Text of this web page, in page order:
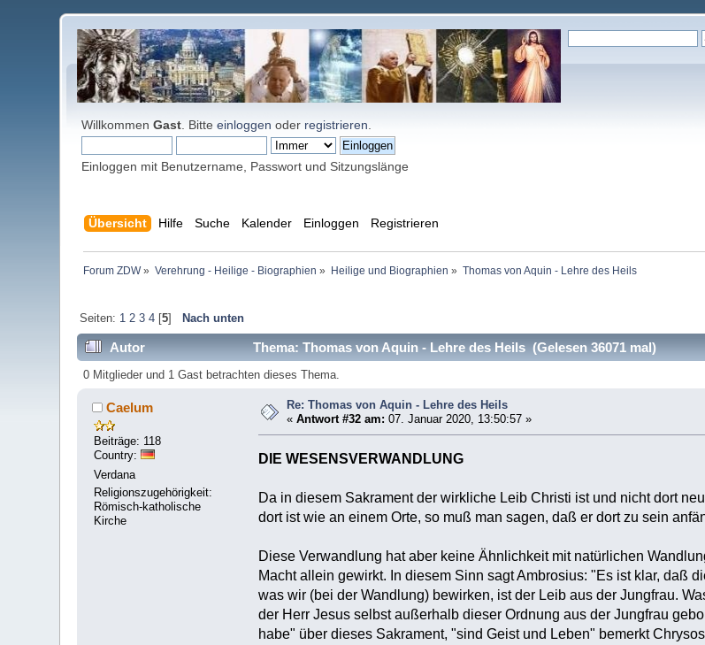
WillkommenGast . Bitteeinloggen oder registrieren
Einloggen mit Benutzername, Passwort und Sitzungslänge
Übersicht Hilfe Suche Kalender Einloggen Registrieren
Forum ZDW» Verehrung - Heilige - Biographien » Heilige und Biographien » Thomas von Aquin - Lehre des Heils
Seiten: 1 2 3 4[5] Nach unten
Autor Thema: Thomas von Aquin - Lehre des Heils (Gelesen 36071 mal)
0 Mitglieder und 1 Gast betrachten dieses Thema.
Caelum
Beiträge: 118
Country:
Verdana
Religionszugehörigkeit:
Römisch-katholische
Kirche
Re: Thomas von Aquin - Lehre des Heils
«Antwort #32 am: 07. Januar 2020, 13:50:57 »
DIE WESENSVERWANDLUNG
Da in diesem Sakrament der wirkliche Leib Christi ist und nicht dort
dort ist wie an einem Orte, so muß man sagen, daß er dort zu sein
Diese Verwandlung hat aber keine Ähnlichkeit mit natürlichen
Macht allein gewirkt. In diesem Sinn sagt Ambrosius: "Es ist klar, daß
was wir (bei der Wandlung) bewirken, ist der Leib aus der Jungfrau.
der Herr Jesus selbst außerhalb dieser Ordnung aus der Jungfrau
habe" über dieses Sakrament, "sind Geist und Leben" bemerkt